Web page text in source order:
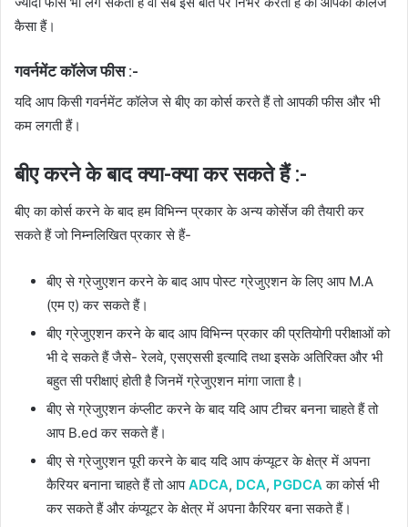
कैसा हैं।
गवर्नमेंट कॉलेज फीस :-
यदि आप किसी गवर्नमेंट कॉलेज से बीए का कोर्स करते हैं तो आपकी फीस और भी
कम लगती हैं।
बीए करने के बाद क्या-क्या कर सकते हैं :-
बीए का कोर्स करने के बाद हम विभिन्न प्रकार के अन्य कोर्सेज की तैयारी कर
सकते हैं जो निम्नलिखित प्रकार से हैं-
बीए से ग्रेजुएशन करने के बाद आप पोस्ट ग्रेजुएशन के लिए आप M.A
(एम ए) कर सकते हैं।
बीए ग्रेजुएशन करने के बाद आप विभिन्न प्रकार की प्रतियोगी परीक्षाओं को
भी दे सकते हैं जैसे- रेलवे, एसएससी इत्यादि तथा इसके अतिरिक्त और भी
बहुत सी परीक्षाएं होती है जिनमें ग्रेजुएशन मांगा जाता है।
बीए से ग्रेजुएशन कंप्लीट करने के बाद यदि आप टीचर बनना चाहते हैं तो
आप B.ed कर सकते हैं।
बीए से ग्रेजुएशन पूरी करने के बाद यदि आप कंप्यूटर के क्षेत्र में अपना
कैरियर बनाना चाहते हैं तो आपADCA, DCA, PGDCAका कोर्स भी
कर सकते हैं और कंप्यूटर के क्षेत्र में अपना कैरियर बना सकते हैं।